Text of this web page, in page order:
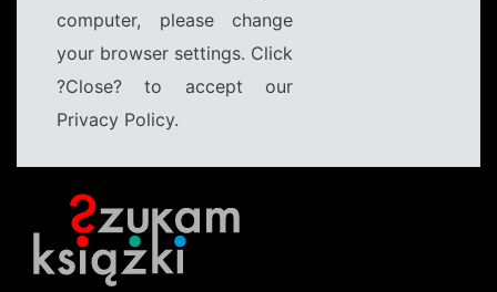
computer, please change
your browser settings. Click
?Close? to accept our
Privacy Policy.